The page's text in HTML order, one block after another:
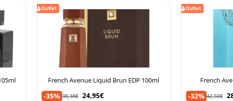
Outlet
French Avenue Liquid Brun EDP 100ml
-35% 38,38€ 24,95€
Outlet
French
-32% 42,50€